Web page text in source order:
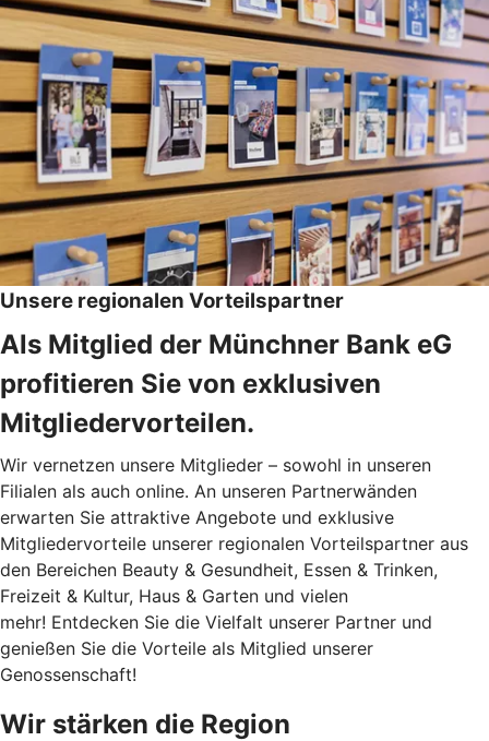
Unsere regionalen Vorteilspartner
Als Mitglied der Münchner Bank eG
profitieren Sie von exklusiven
Mitgliedervorteilen.
Wir vernetzen unsere Mitglieder – sowohl in unseren
Filialen als auch online. An unseren Partnerwänden
erwarten Sie attraktive Angebote und exklusive
Mitgliedervorteile unserer regionalen Vorteilspartner aus
den Bereichen Beauty & Gesundheit, Essen & Trinken,
Freizeit & Kultur, Haus & Garten und vielen
mehr! Entdecken Sie die Vielfalt unserer Partner und
genießen Sie die Vorteile als Mitglied unserer
Genossenschaft!
Wir stärken die Region